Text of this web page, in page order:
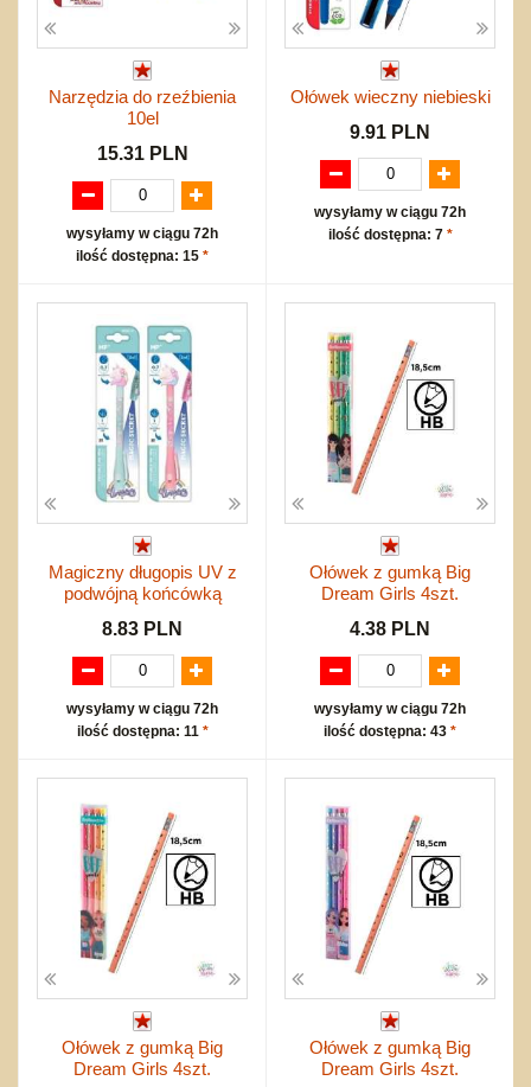
Narzędzia do rzeźbienia
10el
15.31 PLN
wysyłamy w ciągu 72h
ilość dostępna: 15 *
Ołówek wieczny niebieski
9.91 PLN
wysyłamy w ciągu 72h
ilość dostępna: 7 *
Magiczny długopis UV z
podwójną końcówką
8.83 PLN
wysyłamy w ciągu 72h
ilość dostępna: 11 *
Ołówek z gumką Big
Dream Girls 4szt.
4.38 PLN
wysyłamy w ciągu 72h
ilość dostępna: 43 *
Ołówek z gumką Big
Dream Girls 4szt.
Ołówek z gumką Big
Dream Girls 4szt.